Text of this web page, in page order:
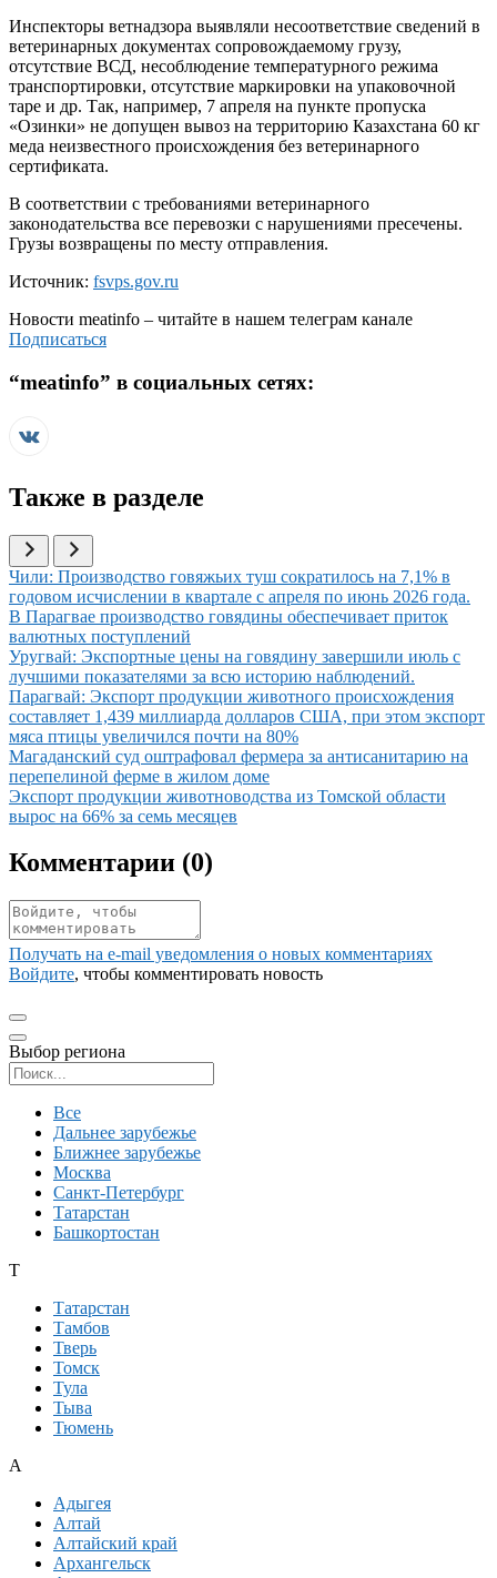
Инспекторы ветнадзора выявляли несоответствие сведений в
ветеринарных документах сопровождаемому грузу,
отсутствие ВСД, несоблюдение температурного режима
транспортировки, отсутствие маркировки на упаковочной
таре и др. Так, например, 7 апреля на пункте пропуска
«Озинки» не допущен вывоз на территорию Казахстана 60 кг
меда неизвестного происхождения без ветеринарного
сертификата.
В соответствии с требованиями ветеринарного
законодательства все перевозки с нарушениями пресечены.
Грузы возвращены по месту отправления.
Источник: fsvps.gov.ru
Новости meatinfo – читайте в нашем телеграм канале
Подписаться
“meatinfo” в социальных сетях:
Также в разделе
Иллюстрация новости
Чили: Производство говяжьих туш сократилось на 7,1% в
годовом исчислении в квартале с апреля по июнь 2026 года.
Иллюстрация новости
В Парагвае производство говядины обеспечивает приток
валютных поступлений
Иллюстрация новости
Уругвай: Экспортные цены на говядину завершили июль с
лучшими показателями за всю историю наблюдений.
Иллюстрация новости
Парагвай: Экспорт продукции животного происхождения
составляет 1,439 миллиарда долларов США, при этом экспорт
мяса птицы увеличился почти на 80%
Иллюстрация новости
Магаданский суд оштрафовал фермера за антисанитарию на
перепелиной ферме в жилом доме
Иллюстрация новости
Экспорт продукции животноводства из Томской области
вырос на 66% за семь месяцев
Комментарии (0)
Получать на e‑mail уведомления о новых комментариях
Войдите, чтобы комментировать новость
Выбор региона
Все
Дальнее зарубежье
Ближнее зарубежье
Москва
Санкт-Петербург
Татарстан
Башкортостан
Т
Татарстан
Тамбов
Тверь
Томск
Тула
Тыва
Тюмень
А
Адыгея
Алтай
Алтайский край
Архангельск